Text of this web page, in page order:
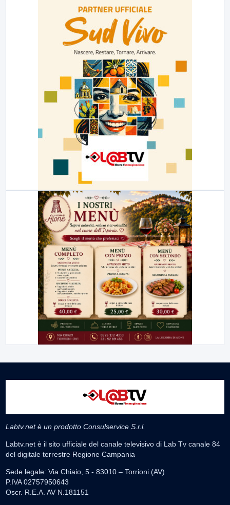
Labtv.net è un prodotto Consulservice S.r.l.
Labtv.net è il sito ufficiale del canale televisivo di Lab Tv canale 84
del digitale terrestre Regione Campania
Sede legale: Via Chiaio, 5 - 83010 – Torrioni (AV)
P.IVA 02757950643
Oscr. R.E.A. AV N.181151